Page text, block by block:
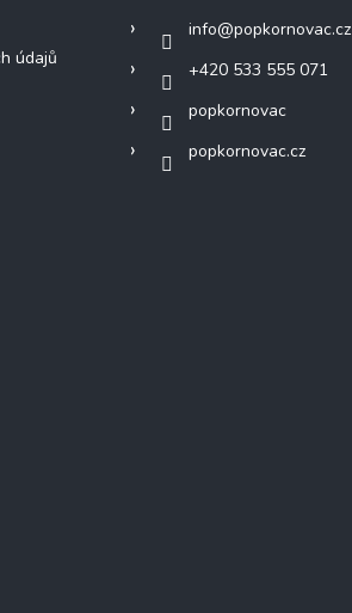
údajů
info@popkornovac.cz
+420 533 555 071
popkornovac
popkornovac.cz